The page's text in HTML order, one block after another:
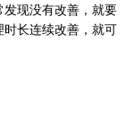
现没有改善，就要
长连续改善，就可